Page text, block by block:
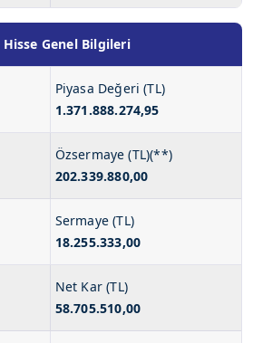
Hisse Genel Bilgileri
Piyasa Değeri (TL)
1.371.888.274,95
Özsermaye (TL)(**)
202.339.880,00
Sermaye (TL)
18.255.333,00
Net Kar (TL)
58.705.510,00